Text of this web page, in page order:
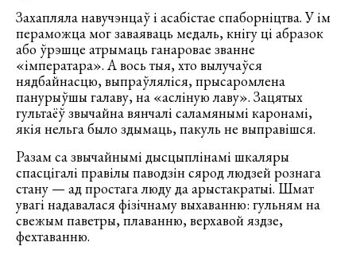
Захапляла навучэнцаў і асабістае спаборніцтва. У ім
пераможца мог заваяваць медаль, кнігу ці абразок
або ўрэшце атрымаць ганаровае званне
«імператара». А вось тыя, хто вылучаўся
нядбайнасцю, выпраўляліся, прысаромлена
панурыўшы галаву, на «асліную лаву». Зацятых
гультаёў звычайна вянчалі саламянымі каронамі,
якія нельга было здымаць, пакуль не выправішся.
Разам са звычайнымі дысцыплінамі шкаляры
спасцігалі правілы паводзін сярод людзей рознага
стану — ад простага люду да арыстакратыі. Шмат
увагі надавалася фізічнаму выхаванню: гульням на
свежым паветры, плаванню, верхавой яздзе,
фехтаванню.